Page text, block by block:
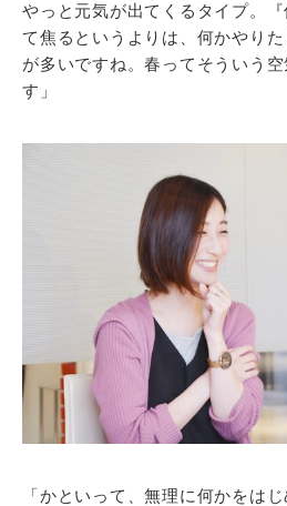
やっと元気が出てくるタイプ。
て焦るというよりは、何かやり
が多いですね。春ってそういう
す」
「かといって、無理に何かをは